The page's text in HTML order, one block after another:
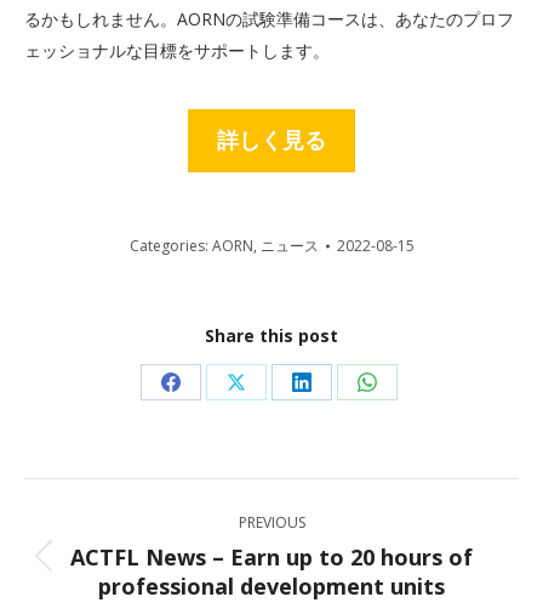
るかもしれません。AORNの試験準備コースは、あなたのプロフ
ェッショナルな目標をサポートします。
詳しく見る
Categories: AORN, ニュース 2022-08-15
Share this post
Share
Facebook
Share
X
Share
LinkedIn
Share
WhatsApp
navigation
PREVIOUS
Previous
post:
ACTFL News – Earn up to 20 hours of
professional development units